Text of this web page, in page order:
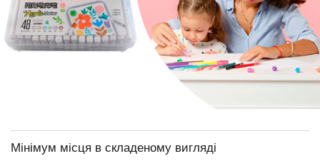
Мінімум місця в складеному вигляді